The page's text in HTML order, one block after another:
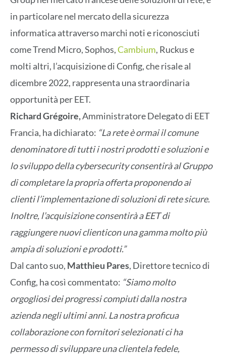
in particolare nel mercato della sicurezza
informatica attraverso marchi noti e riconosciuti
come Trend Micro, Sophos,Cambium, Ruckus e
molti altri, l’acquisizione di Config, che risale al
dicembre 2022, rappresenta una straordinaria
opportunità per EET.
Richard Grégoire,Amministratore Delegato di EET
Francia, ha dichiarato: “La rete è ormai il comune
denominatore di tutti i nostri prodotti e soluzioni e
lo sviluppo della cybersecurity consentirà al Gruppo
di completare la propria offerta proponendo ai
clienti l’implementazione di soluzioni di rete sicure.
Inoltre, l’acquisizione consentirà a EET di
raggiungere nuovi clienticon una gamma molto più
ampia di soluzioni e prodotti.”
Dal canto suo, Matthieu Pares, Direttore tecnico di
Config, ha così commentato: “Siamo molto
orgogliosi dei progressi compiuti dalla nostra
azienda negli ultimi anni. La nostra proficua
collaborazione con fornitori selezionati ci ha
permesso di sviluppare una clientela fedele,